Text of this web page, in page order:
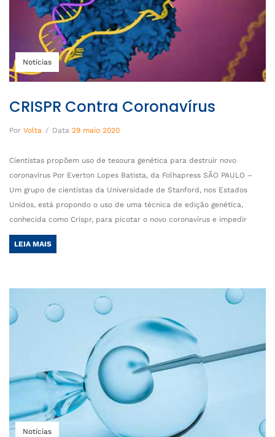
Notícias
CRISPR Contra Coronavírus
Por Volta / Data 29 maio 2020
Cientistas propõem uso de tesoura genética para destruir novo
coronavírus Por Everton Lopes Batista, da Folhapress SÃO PAULO –
Um grupo de cientistas da Universidade de Stanford, nos Estados
Unidos, está propondo o uso de uma técnica de edição genética,
conhecida como Crispr, para picotar o novo coronavírus e impedir
LEIA MAIS
Notícias